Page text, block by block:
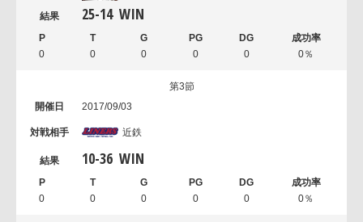
25-14 WIN
0 0 0 0 0 0％
第3節
2017/09/03
近鉄
10-36 WIN
0 0 0 0 0 0％